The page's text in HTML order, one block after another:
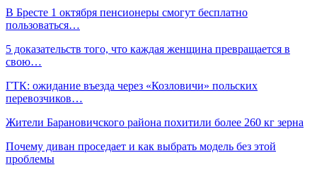
В Бресте 1 октября пенсионеры смогут бесплатно
пользоваться…
5 доказательств того, что каждая женщина превращается в
свою…
ГТК: ожидание въезда через «Козловичи» польских
перевозчиков…
Жители Барановичского района похитили более 260 кг зерна
Почему диван проседает и как выбрать модель без этой
проблемы